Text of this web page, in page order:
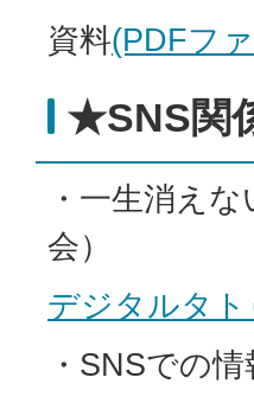
資料(PDFフ
★SNS関
・一生消え
会）
デジタルタ
・SNSでの